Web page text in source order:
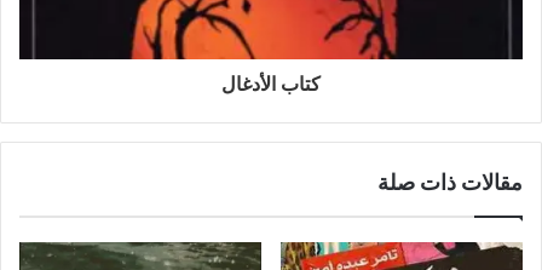
كتاب الأدغال
مقالات ذات صلة